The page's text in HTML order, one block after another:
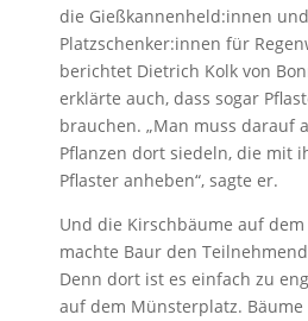
die Gießkannenheld:innen und
Platzschenker:innen für
berichtet Dietrich Kolk von
erklärte auch, dass sogar
brauchen. „Man muss darauf
Pflanzen dort siedeln, die mit
Pflaster anheben“, sagte er.
Und die Kirschbäume auf dem
machte Baur den
Denn dort ist es einfach zu
auf dem Münsterplatz.